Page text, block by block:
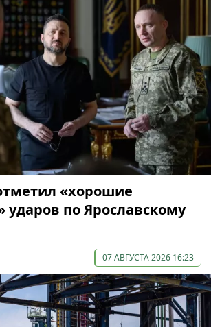
«хорошие
ударов по Ярославскому
07 АВГУСТА 2026 16:23